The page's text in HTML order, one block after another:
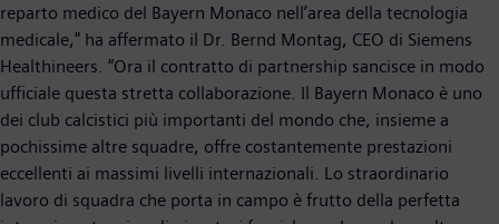
reparto medico del Bayern Monaco nell’area della tecnologia
medicale," ha affermato il Dr. Bernd Montag, CEO di Siemens
Healthineers. “Ora il contratto di partnership sancisce in modo
ufficiale questa stretta collaborazione. Il Bayern Monaco è uno
dei club calcistici più importanti del mondo che, insieme a
pochissime altre squadre, offre costantemente prestazioni
eccellenti ai massimi livelli internazionali. Lo straordinario
lavoro di squadra che porta in campo è frutto della perfetta